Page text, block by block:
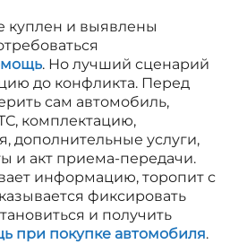
куплен и выявлены
. Но лучший сценарий
до конфликта. Перед
сам автомобиль,
комплектацию,
дополнительные услуги,
и акт приема-передачи.
информацию, торопит с
фиксировать
и получить
при покупке автомобиля.